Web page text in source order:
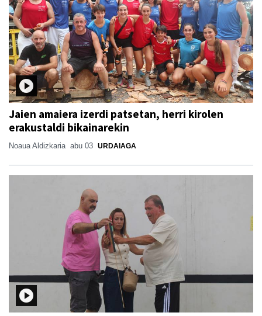
Jaien amaiera izerdi patsetan, herri kirolen
erakustaldi bikainarekin
Noaua Aldizkaria abu 03 URDAIAGA